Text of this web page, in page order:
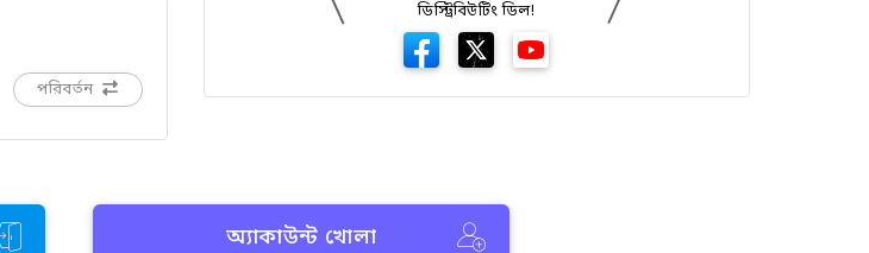
পরিবর্তন
ডিস্ট্রিবিউটিং ডিল!
অ্যাকাউন্ট খোলা